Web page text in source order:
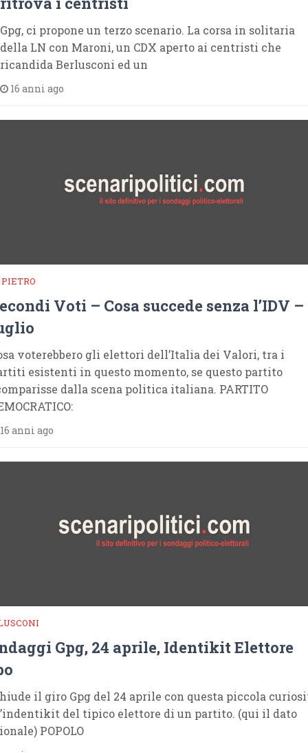
Gpg, ci propone un terzo scenario. La corsa in solitaria
della LN con Maroni, un CDX aperto ai centristi che
ricandida Berlusconi ed un
16 anni ago
Voti – Cosa succede senza l’IDV –
voterebbero gli elettori dell’Italia dei Valori, tra i
esistenti in questo momento, se questo partito
dalla scena politica italiana. PARTITO
anni ago
Gpg, 24 aprile, Identikit Elettore
il giro Gpg del 24 aprile con questa piccola
del tipico elettore di un partito. (qui il dato
POPOLO